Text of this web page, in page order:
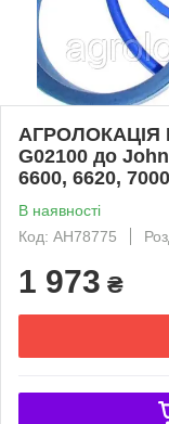
АГРОЛОКАЦІЯ
G02100 до
6600, 6620,
В наявності
Код: AH78775
1 973 ₴